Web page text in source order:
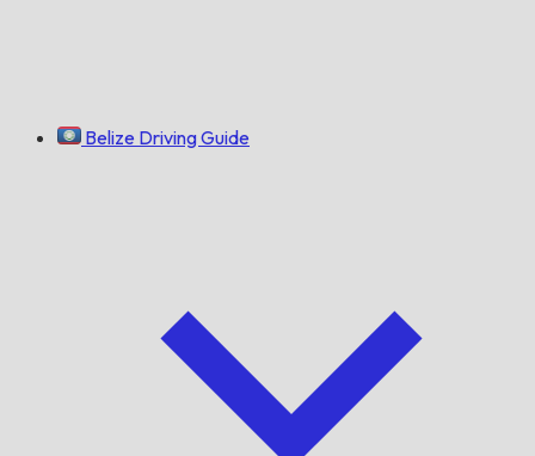
Belize Driving Guide